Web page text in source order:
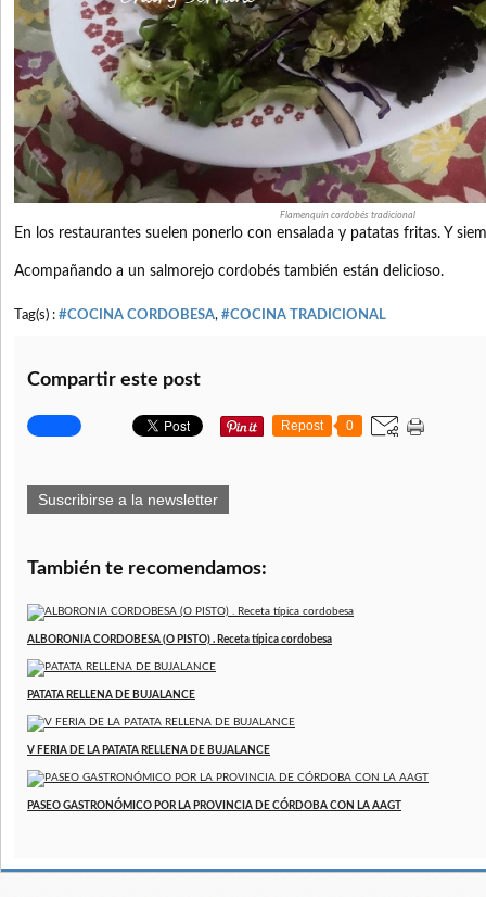
Flamenquín cordobés tradicional
En los restaurantes suelen ponerlo con ensalada y patatas fritas. Y
Acompañando a un salmorejo cordobés también están delicioso.
Tag(s) : #COCINA CORDOBESA, #COCINA TRADICIONAL
Compartir este post
Repost 0
Suscribirse a la newsletter
También te recomendamos:
ALBORONIA CORDOBESA (O PISTO) . Receta típica cordobesa
PATATA RELLENA DE BUJALANCE
V FERIA DE LA PATATA RELLENA DE BUJALANCE
PASEO GASTRONÓMICO POR LA PROVINCIA DE CÓRDOBA CON LA AAGT